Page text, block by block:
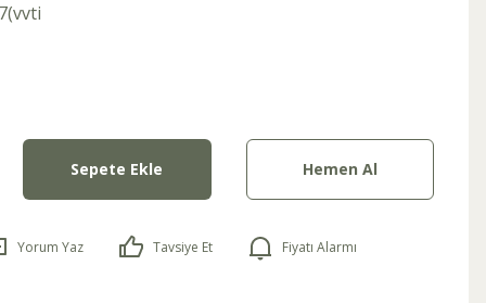
Sepete Ekle Hemen Al
Yorum Yaz Tavsiye Et Fiyatı Alarmı